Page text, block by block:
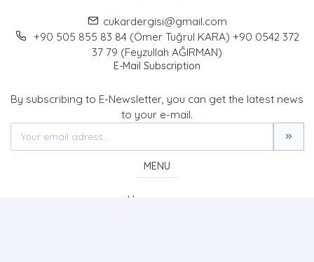
cukardergisi@gmail.com
+90 505 855 83 84 (Ömer Tuğrul KARA) +90 0542 372
37 79 (Feyzullah AĞIRMAN)
E-Mail Subscription
By subscribing to E-Newsletter, you can get the latest news
to your e-mail.
MENU
Home page